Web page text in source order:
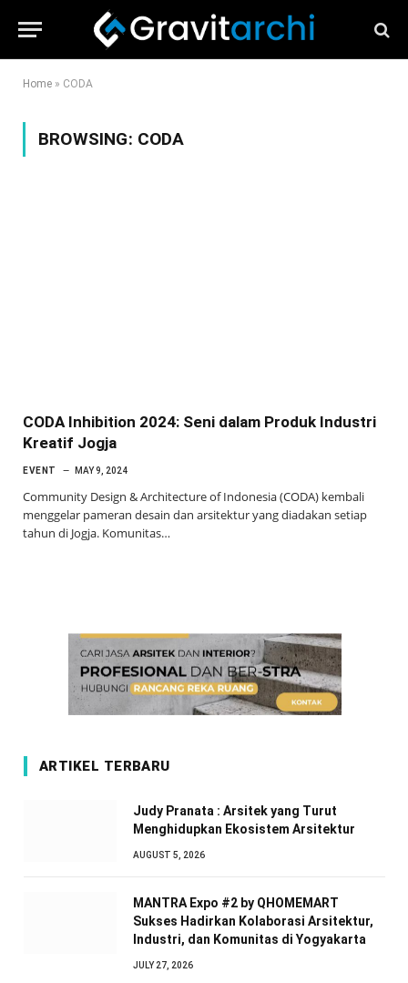
Home » CODA
BROWSING: CODA
CODA Inhibition 2024: Seni dalam Produk Industri
Kreatif Jogja
EVENT MAY 9, 2024
Community Design & Architecture of Indonesia (CODA) kembali
menggelar pameran desain dan arsitektur yang diadakan setiap
tahun di Jogja. Komunitas…
ARTIKEL TERBARU
Judy Pranata : Arsitek yang Turut
Menghidupkan Ekosistem Arsitektur
AUGUST 5, 2026
MANTRA Expo #2 by QHOMEMART
Sukses Hadirkan Kolaborasi Arsitektur,
Industri, dan Komunitas di Yogyakarta
JULY 27, 2026